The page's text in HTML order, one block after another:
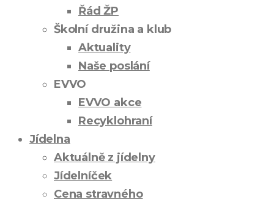
Řád ŽP
Školní družina a klub
Aktuality
Naše poslání
EVVO
EVVO akce
Recyklohraní
Jídelna
Aktuálně z jídelny
Jídelníček
Cena stravného